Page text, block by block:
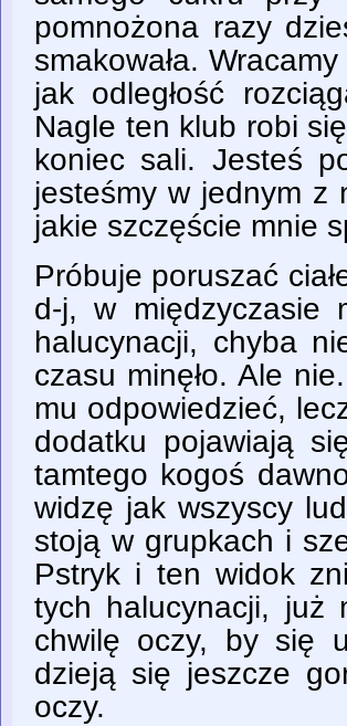
pomnożona razy
smakowała.
jak odległość
Nagle ten klub robi
koniec sali. Jesteś
jesteśmy w jednym z
jakie szczęście mnie
Próbuje poruszać
d-j, w międzyczasie
halucynacji, chyba
czasu minęło. Ale
mu odpowiedzieć,
dodatku pojawiają
tamtego kogoś
widzę jak wszyscy
stoją w grupkach i
Pstryk i ten widok
tych halucynacji, już
chwilę oczy, by się
dzieją się jeszcze
oczy.